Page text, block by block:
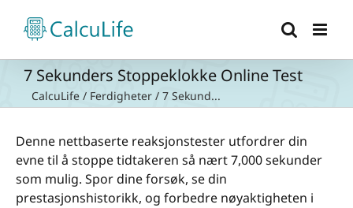
content
7 Sekunders Stoppeklokke Online Test
CalcuLife / Ferdigheter / 7 Sekund...
Denne nettbaserte reaksjonstester utfordrer din
evne til å stoppe tidtakeren så nært 7,000 sekunder
som mulig. Spor dine forsøk, se din
prestasjonshistorikk, og forbedre nøyaktigheten i